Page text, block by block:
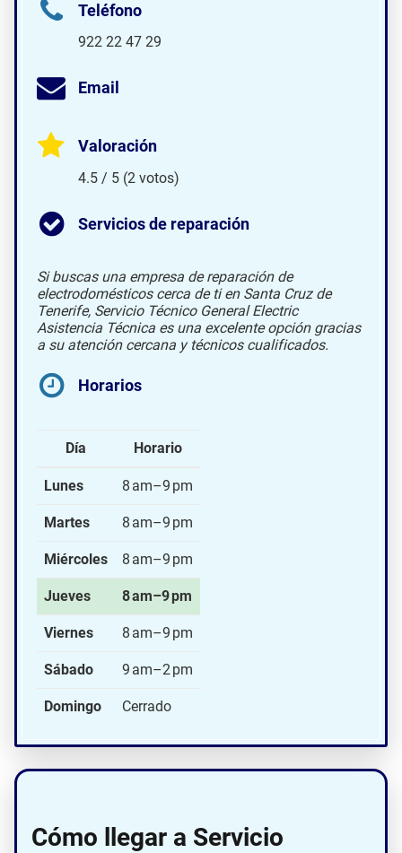
Teléfono
922 22 47 29
Email
Valoración
4.5 / 5 (2 votos)
Servicios de reparación
Si buscas una empresa de reparación de
electrodomésticos cerca de ti en Santa Cruz de
Tenerife, Servicio Técnico General Electric
Asistencia Técnica es una excelente opción gracias
a su atención cercana y técnicos cualificados.
Horarios
Día Horario
Lunes 8 am–9 pm
Martes 8 am–9 pm
Miércoles 8 am–9 pm
Jueves 8 am–9 pm
Viernes 8 am–9 pm
Sábado 9 am–2 pm
Domingo Cerrado
Cómo llegar a Servicio